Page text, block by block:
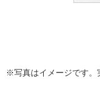
※写真はイメージです。